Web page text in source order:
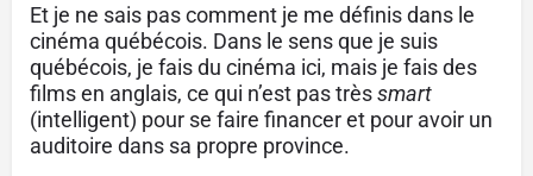
Et je ne sais pas comment je me définis dans le
cinéma québécois. Dans le sens que je suis
québécois, je fais du cinéma ici, mais je fais des
films en anglais, ce qui n’est pas trèssmart
(intelligent) pour se faire financer et pour avoir un
auditoire dans sa propre province.